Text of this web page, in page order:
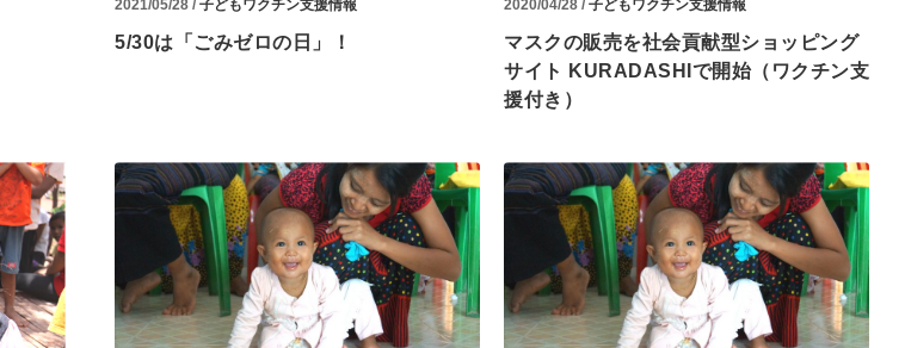
2021/05/28 / 子どもワクチン支援情報
5/30は「ごみゼロの日」！
2020/04/28 / 子どもワクチン支援情報
マスクの販売を社会貢献型ショッピング
サイト KURADASHIで開始（ワクチン支
援付き）